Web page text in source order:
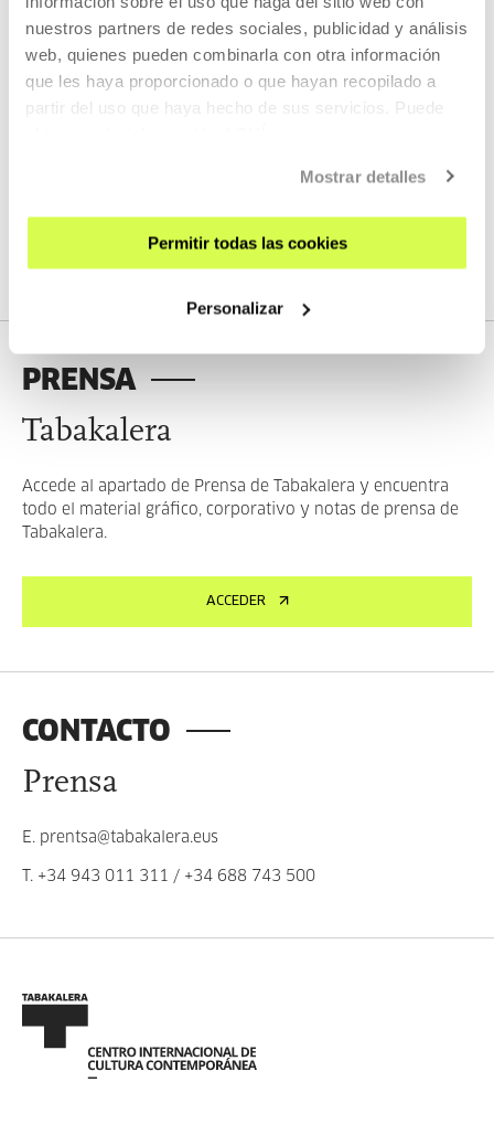
nuestros partners de redes sociales, publicidad y análisis
web, quienes pueden combinarla con otra información
que les haya proporcionado o que hayan recopilado a
partir del uso que haya hecho de sus servicios. Puede
Mostrar detalles
Permitir todas las cookies
Personalizar
MATERIAL DESCARGABLE
Ponemos a tu disposición
materiales corporativos de
VER MATERIALES
PRENSA
Tabakalera
Accede al apartado de Prensa de Tabakalera y encuentra
todo el material gráfico, corporativo y notas de prensa de
Tabakalera.
ACCEDER
CONTACTO
Prensa
E. prentsa@tabakalera.eus
T. +34 943 011 311 / +34 688 743 500